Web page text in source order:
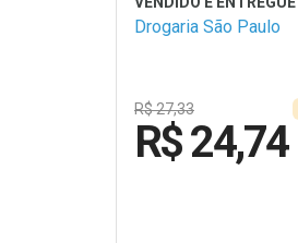
olhos ou mucosas.
adulto e pediátrico
Leia a bula antes de
Drogaria São Paulo
R$ 27,33
R$ 24,74